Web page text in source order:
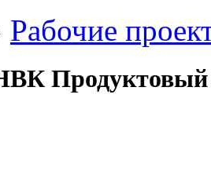
Рабочие
Продуктовый